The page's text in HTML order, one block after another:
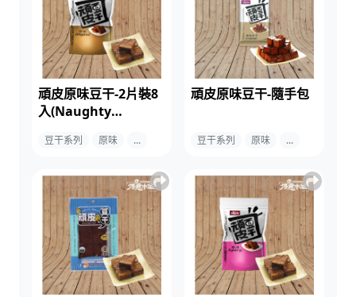
頑皮原味豆干-2片裝8
入(Naughty
Curd)
豆干系列 原味 ...
頑皮原味豆干-隨手包
豆干系列 原味 ...